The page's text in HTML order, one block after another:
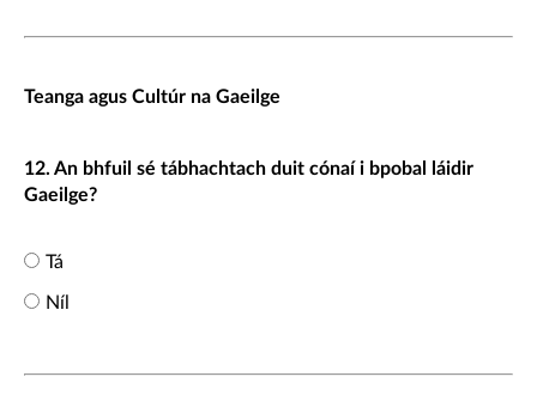
Teanga agus Cultúr na Gaeilge
12. An bhfuil sé tábhachtach duit cónaí i bpobal láidir
Gaeilge?
Tá
Níl